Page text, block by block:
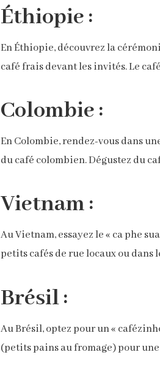
Éthiopie :
En Éthiopie, découvrez la
café frais devant les invités. Le
Colombie :
En Colombie, rendez-vous dans
du café colombien. Dégustez du
Vietnam :
Au Vietnam, essayez le « ca phe
petits cafés de rue locaux ou dans
Brésil :
Au Brésil, optez pour un «
(petits pains au fromage) pour